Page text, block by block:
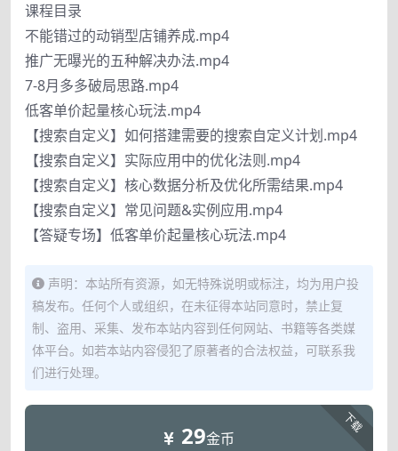
课程目录
不能错过的动销型店铺养成.mp4
推广无曝光的五种解决办法.mp4
7-8月多多破局思路.mp4
低客单价起量核心玩法.mp4
【搜索自定义】如何搭建需要的搜索自定义计划.mp4
【搜索自定义】实际应用中的优化法则.mp4
【搜索自定义】核心数据分析及优化所需结果.mp4
【搜索自定义】常见问题&实例应用.mp4
【答疑专场】低客单价起量核心玩法.mp4
声明：本站所有资源，如无特殊说明或标注，均为用户投
稿发布。任何个人或组织，在未征得本站同意时，禁止复
制、盗用、采集、发布本站内容到任何网站、书籍等各类媒
体平台。如若本站内容侵犯了原著者的合法权益，可联系我
们进行处理。
下载
29金币